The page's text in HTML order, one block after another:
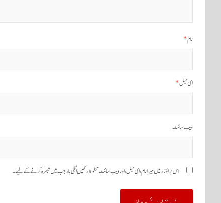
نام*
ای میل*
ویب‌ سائٹ
اس براؤزر میں میرا نام، ای میل، اور ویب سائٹ محفوظ رکھیں اگلی بار جب میں تبصرہ کرنے کےلیے۔